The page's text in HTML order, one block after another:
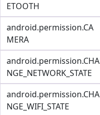
ETOOTH
android.permission.CA
MERA
android.permission.CHA
NGE_NETWORK_STATE
android.permission.CHA
NGE_WIFI_STATE